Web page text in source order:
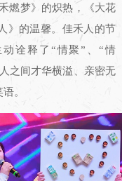
燃梦》的炽热，《大花
》的温馨。佳禾人的节
诠释了“情聚”、“情
之间才华横溢、亲密无
。